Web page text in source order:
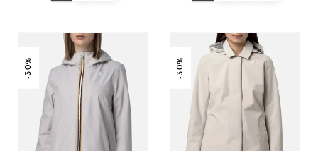
-30% -30%